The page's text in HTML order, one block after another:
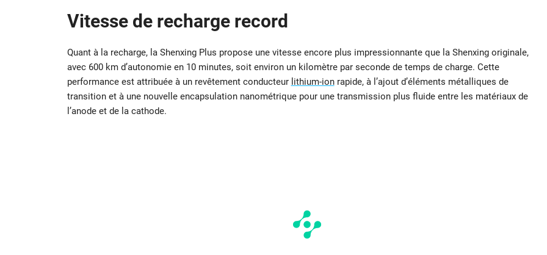
Vitesse de recharge record
Quant à la recharge, la Shenxing Plus propose une vitesse encore plus impressionnante que la Shenxing originale,
avec 600 km d’autonomie en 10 minutes, soit environ un kilomètre par seconde de temps de charge. Cette
performance est attribuée à un revêtement conducteur lithium-ionrapide, à l’ajout d’éléments métalliques de
transition et à une nouvelle encapsulation nanométrique pour une transmission plus fluide entre les matériaux de
l’anode et de la cathode.